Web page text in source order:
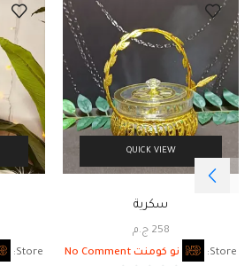
QUICK VIEW
سكرية
258 ج.م
Store:
نو كومنت No Comment
Store: